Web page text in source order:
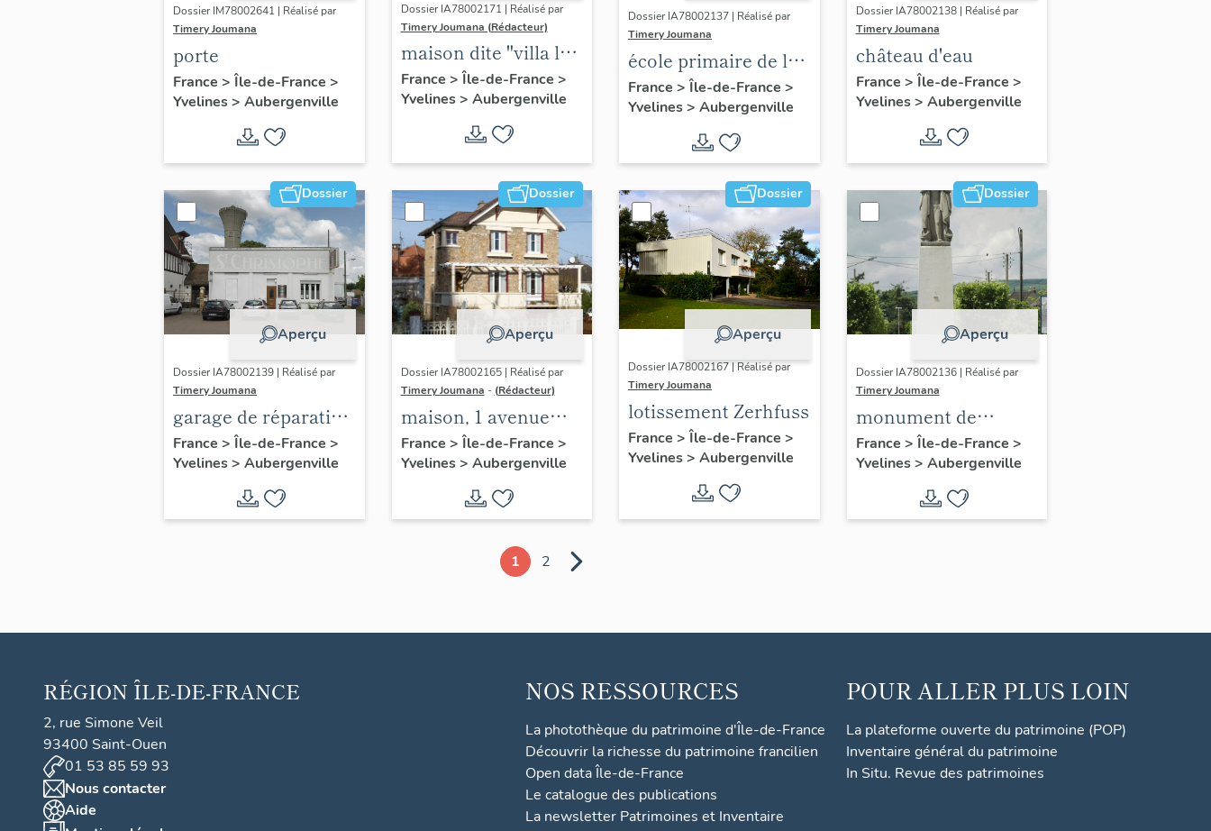
Dossier IM78002641 | Réalisé par
Timery Joumana
porte
France > Île-de-France >
Yvelines> Aubergenville
Dossier IA78002171 | Réalisé par
Timery Joumana (Rédacteur)
maison dite "villa le
Bois fleuri", 27
avenue d'Ypres
France > Île-de-France >
Yvelines> Aubergenville
Dossier IA78002137 | Réalisé par
Timery Joumana
école primaire de la
Reine Astrid
France > Île-de-France >
Yvelines> Aubergenville
Dossier IA78002138 | Réalisé par
Timery Joumana
château d'eau
France > Île-de-France >
Yvelines> Aubergenville
Dossier
Aperçu
Dossier IA78002139 | Réalisé par
Timery Joumana
garage de réparation
automobile Saint-
Christophe
France > Île-de-France >
Yvelines> Aubergenville
Dossier
Aperçu
Dossier IA78002165 | Réalisé par
Timery Joumana - (Rédacteur)
maison, 1 avenue
Albert 1er
France > Île-de-France >
Yvelines> Aubergenville
Dossier
Aperçu
Dossier IA78002167 | Réalisé par
Timery Joumana
lotissement Zerhfuss
France > Île-de-France >
Yvelines> Aubergenville
Dossier
Aperçu
Dossier IA78002136 | Réalisé par
Timery Joumana
monument de
l'amitié franco-belge
France > Île-de-France >
Yvelines> Aubergenville
1 2
RÉGION ÎLE-DE-FRANCE
2, rue Simone Veil
93400 Saint-Ouen
01 53 85 59 93
Nous contacter
Aide
NOS RESSOURCES
La photothèque du patrimoine d'Île-de-France
Découvrir la richesse du patrimoine francilien
Open data Île-de-France
Le catalogue des publications
La newsletter Patrimoines et Inventaire
POUR ALLER PLUS LOIN
La plateforme ouverte du patrimoine (POP)
Inventaire général du patrimoine
In Situ. Revue des patrimoines